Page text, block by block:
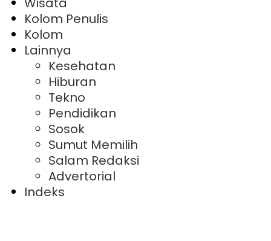
Kolom Penulis
Kolom
Lainnya
Kesehatan
Hiburan
Tekno
Pendidikan
Sosok
Sumut Memilih
Salam Redaksi
Advertorial
Indeks